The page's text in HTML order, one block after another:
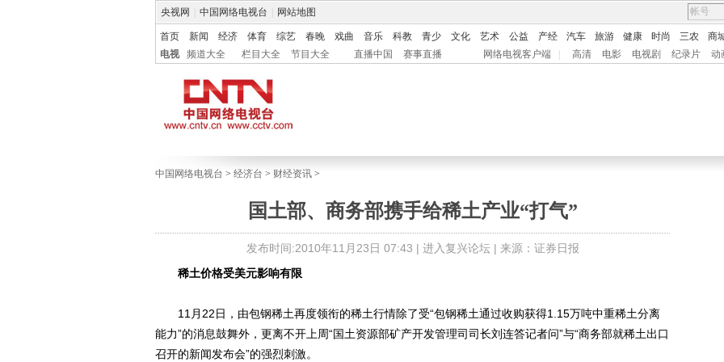
央视网 中国网络电视台 网站地图
首页 新闻 经济 体育 综艺 春晚 戏曲 音乐 科教 青少 文化 艺术 公益 产经 汽车 旅游 健康 时尚 三农
商
电视
频道大全 栏目大全 节目大全 直播中国 赛事直播 网络电视客户端 高清 电影 电视剧 纪录片 动
中国网络电视台 > 经济台 > 财经资讯 >
国土部、商务部携手给稀土产业“打气”
发布时间:2010年11月23日 07:43 | 进入复兴论坛| 来源：证券日报
稀土价格受美元影响有限
11月22日，由包钢稀土再度领衔的稀土行情除了受“包钢稀土通过收购获得1.15万吨中重稀土分离
能力”的消息鼓舞外，更离不开上周“国土资源部矿产开发管理司司长刘连答记者问”与“商务部就稀土出口
召开的新闻发布会”的强烈刺激。